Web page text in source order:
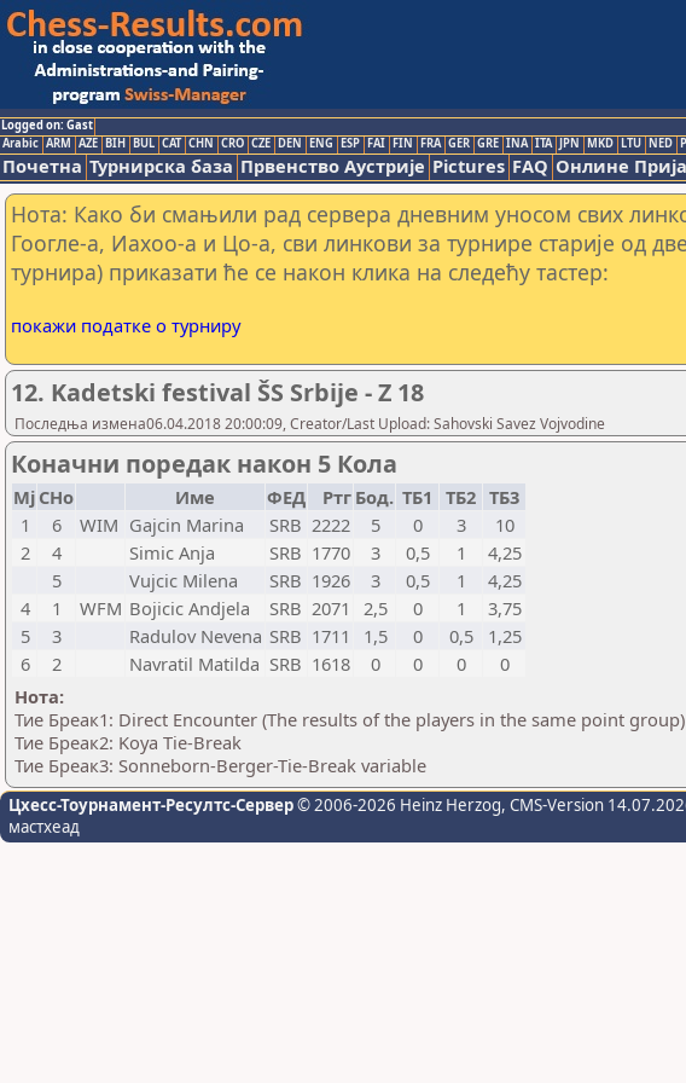
Logged on: Gast
Arabic ARM AZE BIH BUL CAT CHN CRO CZE DEN ENG ESP FAI FIN FRA GER GRE INA ITA JPN MKD LTU NED
Почетна Турнирска база Првенство Аустрије Pictures FAQ Онлине
Нота: Како би смањили рад сервера дневним уносом свих
Гоогле-а, Иахоо-а и Цо-а, сви линкови за турнире старије од
турнира) приказати ће се након клика на следећу тастер:
покажи податке о турниру
12. Kadetski festival ŠS Srbije - Z 18
Последња измена06.04.2018 20:00:09, Creator/Last Upload: Sahovski Savez Vojvodine
Коначни поредак након 5 Кола
Мј СНо Име ФЕД Ртг Бод. ТБ1 ТБ2 ТБ3
1
6 WIM Gajcin Marina SRB 2222 5 0 3
10
2
4 Simic Anja SRB 1770 3 0,5 1
4,25
5
Vujcic Milena SRB 1926 3 0,5 1
4,25
4
1 WFM Bojicic Andjela SRB 2071 2,5 0 1
3,75
5
3 Radulov Nevena SRB 1711 1,5 0 0,5
1,25
6
2 Navratil Matilda SRB 1618 0 0 0
0
Нота:
Тие Бреак1: Direct Encounter (The results of the players in the same point group)
Тие Бреак2: Koya Tie-Break
Тие Бреак3: Sonneborn-Berger-Tie-Break variable
Цхесс-Тоурнамент-Ресултс-Сервер© 2006-2026 Heinz Herzog, CMS-Version
мастхеад